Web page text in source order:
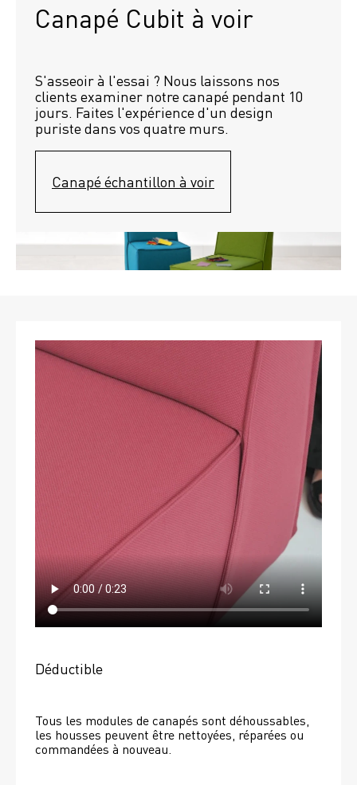
Canapé Cubit à voir
S'asseoir à l'essai ? Nous laissons nos
clients examiner notre canapé pendant 10
jours. Faites l'expérience d'un design
puriste dans vos quatre murs.
Canapé échantillon à voir
Déductible
Tous les modules de canapés sont déhoussables,
les housses peuvent être nettoyées, réparées ou
commandées à nouveau.